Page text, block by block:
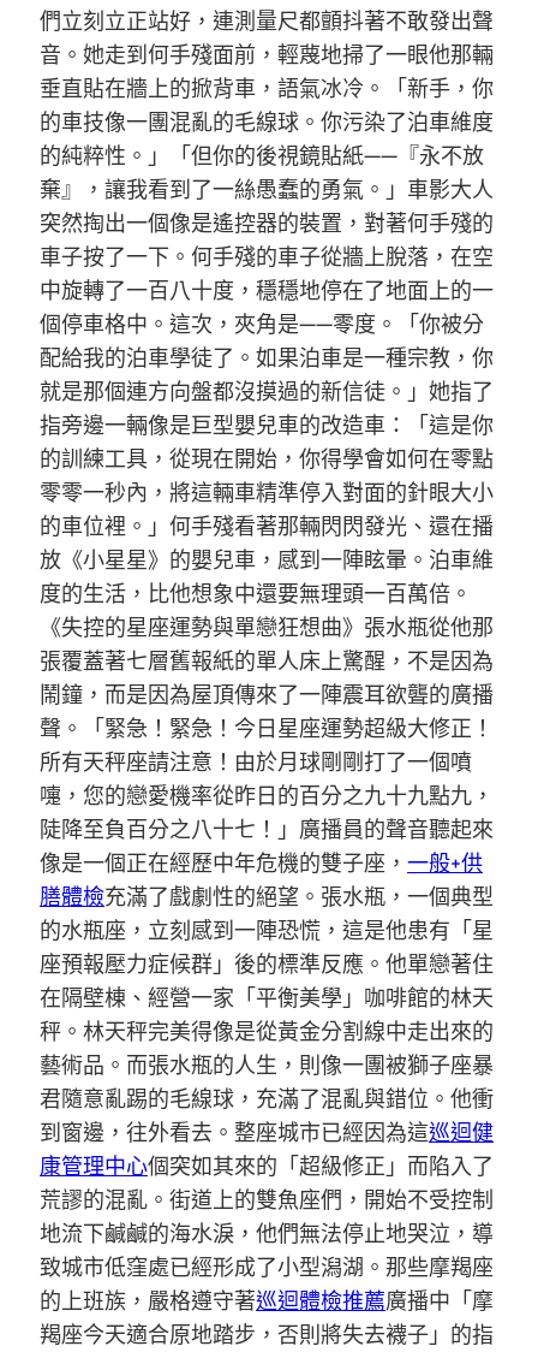
們立刻立正站好，連測量尺都顫抖著不敢發出聲
音。她走到何手殘面前，輕蔑地掃了一眼他那輛
垂直貼在牆上的掀背車，語氣冰冷。「新手，你
的車技像一團混亂的毛線球。你污染了泊車維度
的純粹性。」「但你的後視鏡貼紙——『永不放
棄』，讓我看到了一絲愚蠢的勇氣。」車影大人
突然掏出一個像是遙控器的裝置，對著何手殘的
車子按了一下。何手殘的車子從牆上脫落，在空
中旋轉了一百八十度，穩穩地停在了地面上的一
個停車格中。這次，夾角是——零度。「你被分
配給我的泊車學徒了。如果泊車是一種宗教，你
就是那個連方向盤都沒摸過的新信徒。」她指了
指旁邊一輛像是巨型嬰兒車的改造車：「這是你
的訓練工具，從現在開始，你得學會如何在零點
零零一秒內，將這輛車精準停入對面的針眼大小
的車位裡。」何手殘看著那輛閃閃發光、還在播
放《小星星》的嬰兒車，感到一陣眩暈。泊車維
度的生活，比他想象中還要無理頭一百萬倍。
《失控的星座運勢與單戀狂想曲》張水瓶從他那
張覆蓋著七層舊報紙的單人床上驚醒，不是因為
鬧鐘，而是因為屋頂傳來了一陣震耳欲聾的廣播
聲。「緊急！緊急！今日星座運勢超級大修正！
所有天秤座請注意！由於月球剛剛打了一個噴
嚏，您的戀愛機率從昨日的百分之九十九點九，
陡降至負百分之八十七！」廣播員的聲音聽起來
像是一個正在經歷中年危機的雙子座， 一般+供
膳體檢充滿了戲劇性的絕望。張水瓶，一個典型
的水瓶座，立刻感到一陣恐慌，這是他患有「星
座預報壓力症候群」後的標準反應。他單戀著住
在隔壁棟、經營一家「平衡美學」咖啡館的林天
秤。林天秤完美得像是從黃金分割線中走出來的
藝術品。而張水瓶的人生，則像一團被獅子座暴
君隨意亂踢的毛線球，充滿了混亂與錯位。他衝
到窗邊，往外看去。整座城市已經因為這巡迴健
康管理中心個突如其來的「超級修正」而陷入了
荒謬的混亂。街道上的雙魚座們，開始不受控制
地流下鹹鹹的海水淚，他們無法停止地哭泣，導
致城市低窪處已經形成了小型潟湖。那些摩羯座
的上班族，嚴格遵守著巡迴體檢推薦廣播中「摩
羯座今天適合原地踏步，否則將失去襪子」的指